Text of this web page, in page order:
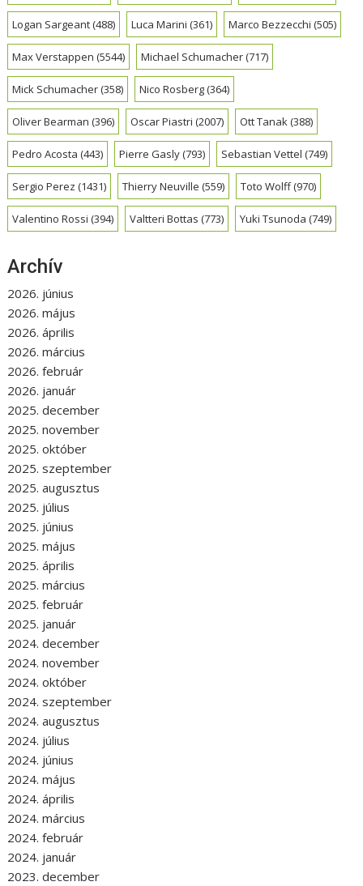
Logan Sargeant(488) Luca Marini (361) Marco Bezzecchi (505)
Max Verstappen (5544) Michael Schumacher(717)
Mick Schumacher(358) Nico Rosberg(364)
Oliver Bearman (396) Oscar Piastri (2007) Ott Tanak (388)
Pedro Acosta (443) Pierre Gasly(793) Sebastian Vettel (749)
Sergio Perez (1431) Thierry Neuville (559) Toto Wolff(970)
Valentino Rossi (394) Valtteri Bottas (773) Yuki Tsunoda (749)
Archív
2026. június
2026. május
2026. április
2026. március
2026. február
2026. január
2025. december
2025. november
2025. október
2025. szeptember
2025. augusztus
2025. július
2025. június
2025. május
2025. április
2025. március
2025. február
2025. január
2024. december
2024. november
2024. október
2024. szeptember
2024. augusztus
2024. július
2024. június
2024. május
2024. április
2024. március
2024. február
2024. január
2023. december